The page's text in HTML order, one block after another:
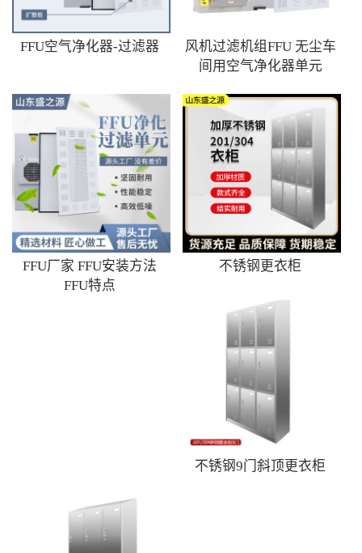
FFU空气净化器-过滤器
风机过滤机组FFU 无尘车
间用空气净化器单元
FFU厂家 FFU安装方法
FFU特点
不锈钢更衣柜
不锈钢9门斜顶更衣柜